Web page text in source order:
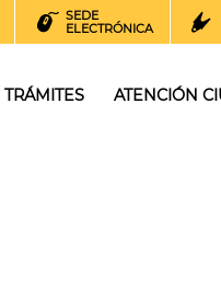
SEDE
ELECTRÓNICA
TRÁMITES ATENCIÓN